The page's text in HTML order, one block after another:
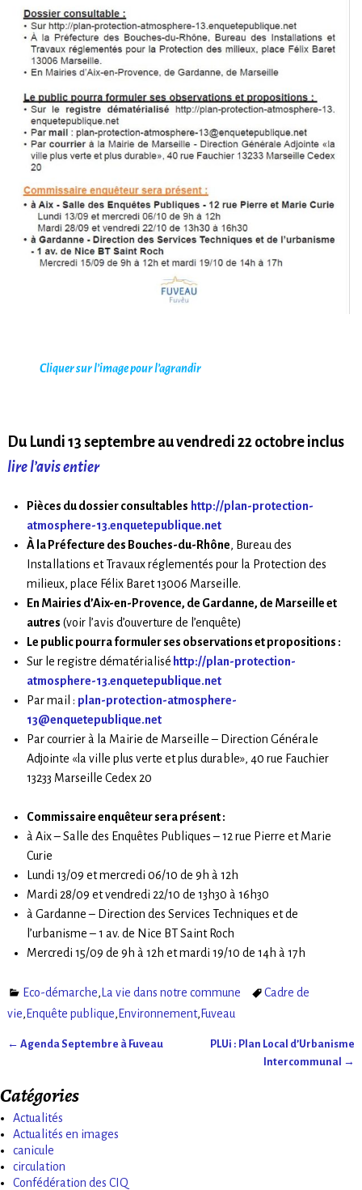
Cliquer sur l’image pour l’agrandir
Du Lundi 13 septembre au vendredi 22 octobre inclus
lire l’avis entier
Pièces du dossier consultables http://plan-protection-
atmosphere-13.enquetepublique.net
À la Préfecture des Bouches-du-Rhône, Bureau des
Installations et Travaux réglementés pour la Protection des
milieux, place Félix Baret 13006 Marseille.
En Mairies d’Aix-en-Provence, de Gardanne, de Marseille et
autres (voir l’avis d’ouverture de l’enquête)
Le public pourra formuler ses observations et propositions :
Sur le registre dématérialisé http://plan-protection-
atmosphere-13.enquetepublique.net
Par mail : plan-protection-atmosphere-
13@enquetepublique.net
Par courrier à la Mairie de Marseille – Direction Générale
Adjointe «la ville plus verte et plus durable», 40 rue Fauchier
13233 Marseille Cedex 20
Commissaire enquêteur sera présent :
à Aix – Salle des Enquêtes Publiques – 12 rue Pierre et Marie
Curie
Lundi 13/09 et mercredi 06/10 de 9h à 12h
Mardi 28/09 et vendredi 22/10 de 13h30 à 16h30
à Gardanne – Direction des Services Techniques et de
l’urbanisme – 1 av. de Nice BT Saint Roch
Mercredi 15/09 de 9h à 12h et mardi 19/10 de 14h à 17h
Eco-démarche, La vie dans notre commune
Cadre de
vie, Enquête publique, Environnement, Fuveau
← Agenda Septembre à Fuveau
PLUi : Plan Local d’Urbanisme
Intercommunal →
Catégories
Actualités
Actualités en images
canicule
circulation
Confédération des CIQ